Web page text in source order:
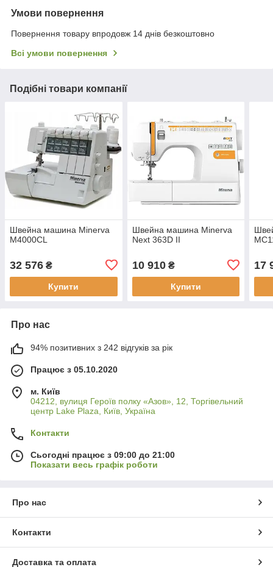
Умови повернення
Повернення товару впродовж 14 днів безкоштовно
Всі умови повернення
Подібні товари компанії
Швейна машина Minerva
M4000CL
32 576 ₴
Купити
Швейна машина Minerva
Next 363D II
10 910₴
Купити
17
Про нас
94% позитивних з 242 відгуків за рік
Працює з 05.10.2020
м. Київ
04212, вулиця Героїв полку «Азов», 12, Торгівельний
центр Lake Plaza, Київ, Україна
Контакти
Сьогодні працює з 09:00 до 21:00
Показати весь графік роботи
Про нас
Контакти
Доставка та оплата